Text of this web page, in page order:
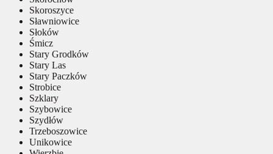
Skoroszyce
Sławniowice
Słoków
Śmicz
Stary Grodków
Stary Las
Stary Paczków
Strobice
Szklary
Szybowice
Szydłów
Trzeboszowice
Unikowice